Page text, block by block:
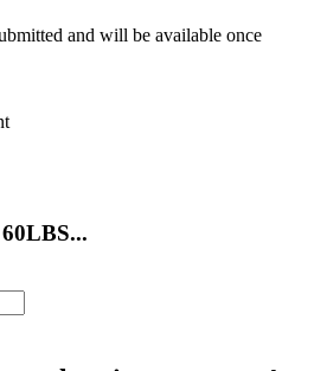
and will be available once